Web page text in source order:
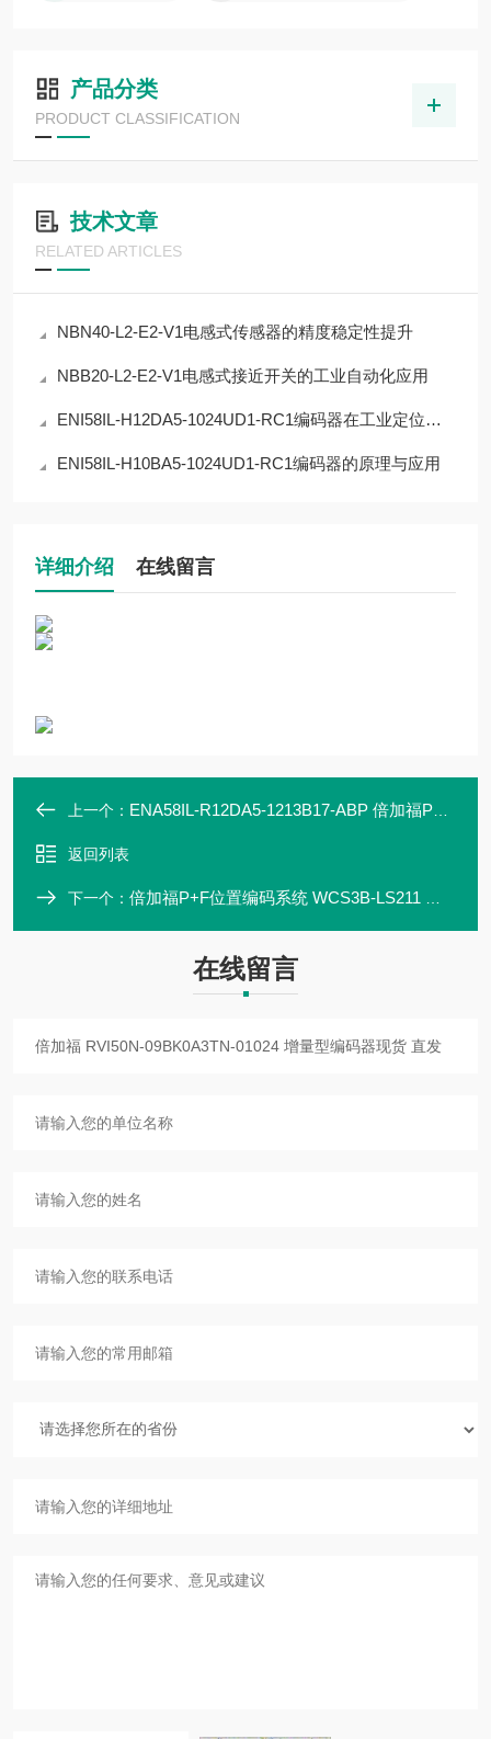
产品分类
PRODUCT CLASSIFICATION
技术文章
RELATED ARTICLES
NBN40-L2-E2-V1电感式传感器的精度稳定性提升
NBB20-L2-E2-V1电感式接近开关的工业自动化应用
ENI58IL-H12DA5-1024UD1-RC1编码器在工业定位中的应用
ENI58IL-H10BA5-1024UD1-RC1编码器的原理与应用
详细介绍 在线留言
上一个： ENA58IL-R12DA5-1213B17-ABP 倍加福P+F 编码器 现货
返回列表
下一个： 倍加福P+F位置编码系统 WCS3B-LS211 读头 现货直发
在线留言